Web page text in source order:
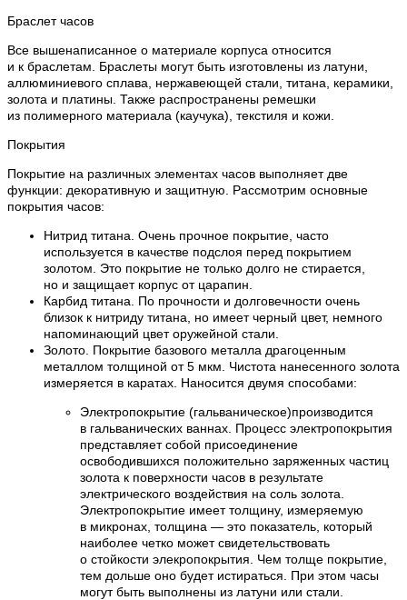
Браслет часов
Все вышенаписанное о материале корпуса относится
и к браслетам. Браслеты могут быть изготовлены из латуни,
аллюминиевого сплава, нержавеющей стали, титана, керамики,
золота и платины. Также распространены ремешки
из полимерного материала (каучука), текстиля и кожи.
Покрытия
Покрытие на различных элементах часов выполняет две
функции: декоративную и защитную. Рассмотрим основные
покрытия часов:
Нитрид титана. Очень прочное покрытие, часто
используется в качестве подслоя перед покрытием
золотом. Это покрытие не только долго не стирается,
но и защищает корпус от царапин.
Карбид титана. По прочности и долговечности очень
близок к нитриду титана, но имеет черный цвет, немного
напоминающий цвет оружейной стали.
Золото. Покрытие базового металла драгоценным
металлом толщиной от 5 мкм. Чистота нанесенного золота
измеряется в каратах. Наносится двумя способами:
Электропокрытие (гальваническое)производится
в гальванических ваннах. Процесс электропокрытия
представляет собой присоединение
освободившихся положительно заряженных частиц
золота к поверхности часов в результате
электрического воздействия на соль золота.
Электропокрытие имеет толщину, измеряемую
в микронах, толщина — это показатель, который
наиболее четко может свидетельствовать
о стойкости элекропокрытия. Чем толще покрытие,
тем дольше оно будет истираться. При этом часы
могут быть выполнены из латуни или стали.